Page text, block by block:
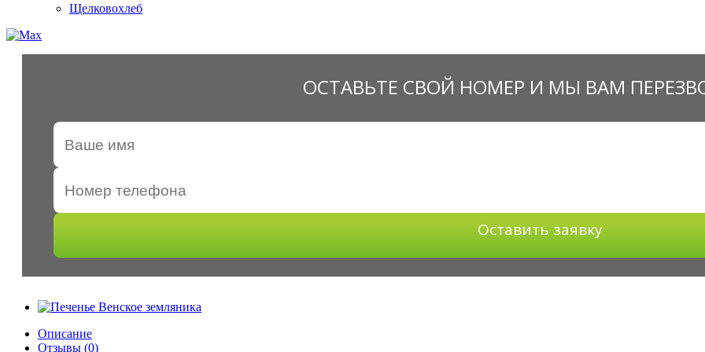
Щелковохлеб
ОСТАВЬТЕ СВОЙ НОМЕР И МЫ ВАМ
Оставить заявку
Описание
Отзывы (0)